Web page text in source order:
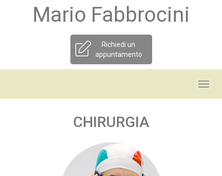
Mario Fabbrocini
Richiedi un
appuntamento
CHIRURGIA